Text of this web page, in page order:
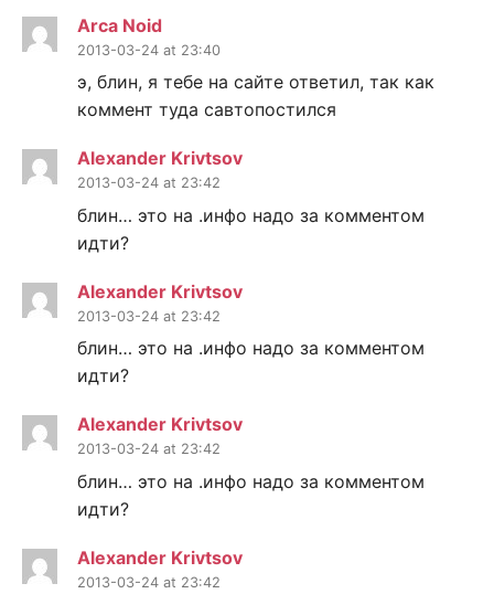
Arca Noid
2013-03-24 at 23:40
э, блин, я тебе на сайте ответил, так как
коммент туда савтопостился
Alexander Krivtsov
2013-03-24 at 23:42
блин… это на .инфо надо за комментом
идти?
Alexander Krivtsov
2013-03-24 at 23:42
блин… это на .инфо надо за комментом
идти?
Alexander Krivtsov
2013-03-24 at 23:42
блин… это на .инфо надо за комментом
идти?
Alexander Krivtsov
2013-03-24 at 23:42